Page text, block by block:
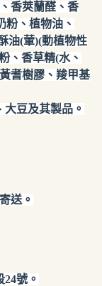
香莢蘭醛、香
粉、植物油、
油(葷)(動植物性
、香草精(水、
耆樹膠、羧甲基
豆及其製品。
送。
號。